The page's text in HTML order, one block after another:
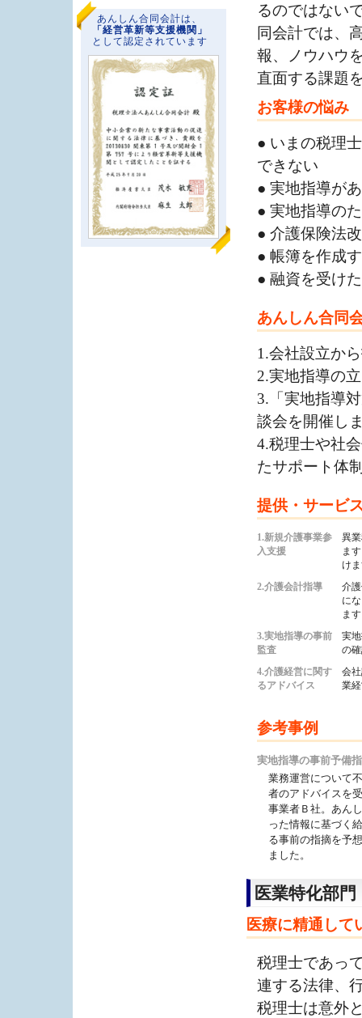
るのではない
同会計では、
報、ノウハウ
直面する課題
お客様の悩み
● いまの税理
できない
● 実地指導が
● 実地指導の
● 介護保険法
● 帳簿を作成
● 融資を受け
あんしん合同
1.会社設立か
2.実地指導の
3.「実地指導
談会を開催し
4.税理士や社
たサポート体
提供・サービ
1.新規介護事業参
入支援
異
ま
け
2.介護会計指導
介
に
ま
3.実地指導の事前
監査
実
の
4.介護経営に関す
るアドバイス
会
業
参考事例
実地指導の事前予備
業務運営について
者のアドバイスを
事業者Ｂ社。あん
った情報に基づく
る事前の指摘を予
ました。
医業特化部門
医療に精通して
税理士であっ
連する法律、
税理士は意外
あんしん合同会計は、
「経営革新等支援機関」
として認定されています